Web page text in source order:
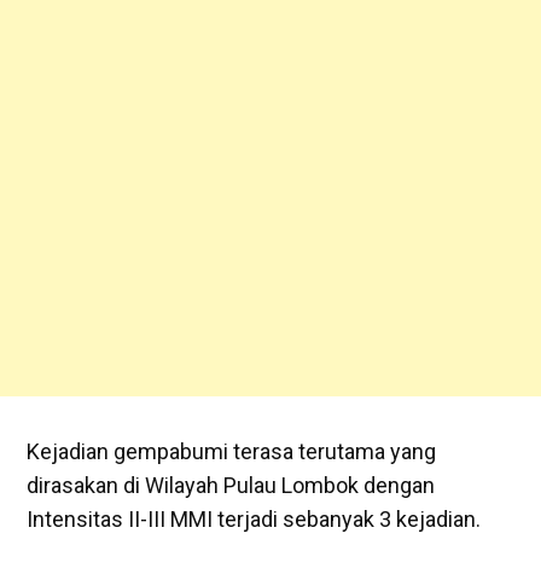
Kejadian gempabumi terasa terutama yang
dirasakan di Wilayah Pulau Lombok dengan
Intensitas II-III MMI terjadi sebanyak 3 kejadian.